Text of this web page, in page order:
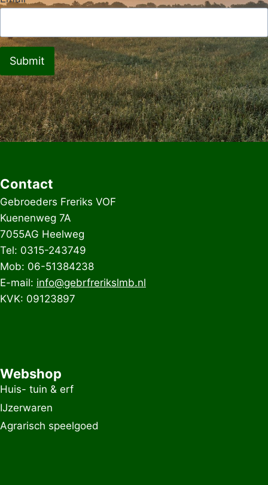
Submit
Contact
Gebroeders Freriks VOF
Kuenenweg 7A
7055AG Heelweg
Tel: 0315-243749
Mob: 06-51384238
E-mail: info@gebrfrerikslmb.nl
KVK: 09123897
Webshop
Huis- tuin & erf
IJzerwaren
Agrarisch speelgoed